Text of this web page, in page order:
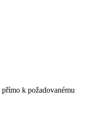
k požadovanému